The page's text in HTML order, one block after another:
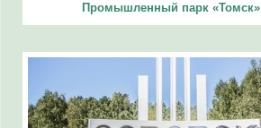
Промышленный парк «Томск»